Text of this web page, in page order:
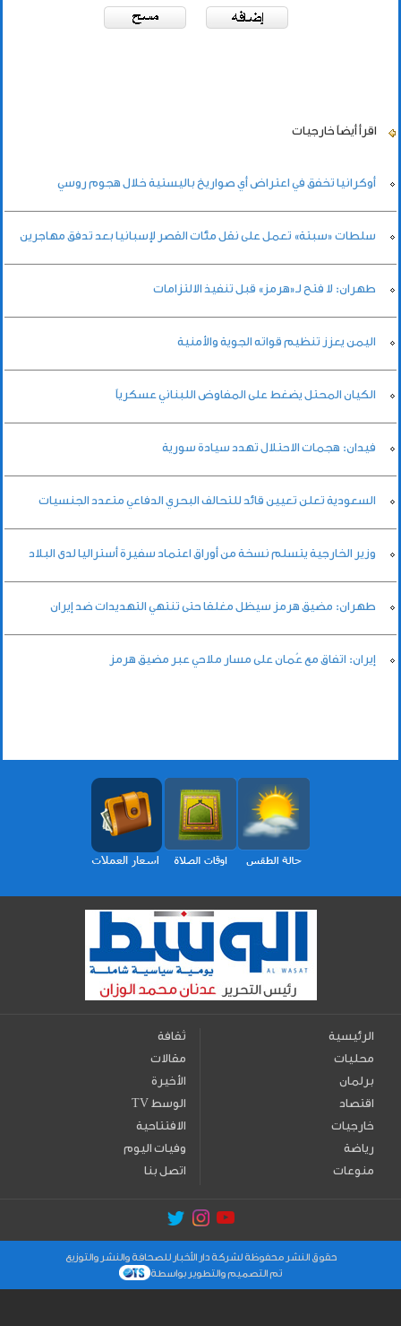
اقرأ أيضاً خارجيات
أوكرانيا تخفق في اعتراض أي صواريخ باليستية خلال هجوم روسي
سلطات «سبتة» تعمل على نقل مئات القصر لإسبانيا بعد تدفق مهاجرين
طهران: لا فتح لـ«هرمز» قبل تنفيذ الالتزامات
اليمن يعزز تنظيم قواته الجوية والأمنية
الكيان المحتل يضغط على المفاوض اللبناني عسكرياً
فيدان: هجمات الاحتلال تهدد سيادة سورية
السعودية تعلن تعيين قائد للتحالف البحري الدفاعي متعدد الجنسيات
وزير الخارجية يتسلم نسخة من أوراق اعتماد سفيرة أستراليا لدى البلاد
طهران: مضيق هرمز سيظل مغلقا حتى تنتهي التهديدات ضد إيران
إيران: اتفاق مع عُمان على مسار ملاحي عبر مضيق هرمز
الرئيسية
محليات
برلمان
اقتصاد
خارجيات
رياضة
منوعات
ثقافة
مقالات
الأخيرة
TV الوسط
الافتتاحية
وفيات اليوم
اتصل بنا
حقوق النشر محفوظة لشركة دار الأخبار للصحافة والنشر والتوزيع
تم التصميم والتطوير بواسطة